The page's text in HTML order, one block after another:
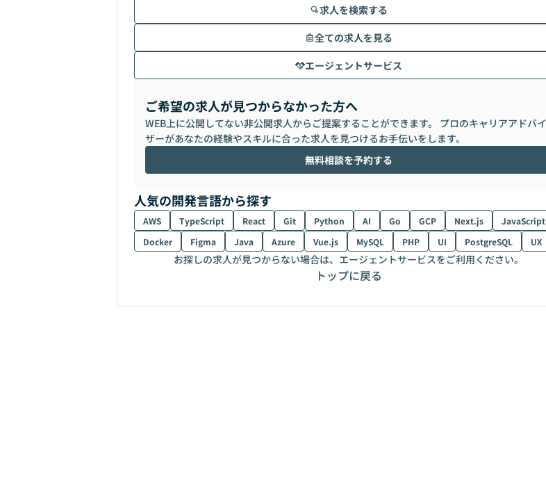
求人を検索する
全ての求人を見る
エージェントサービス
ご希望の求人が見つからなかった方へ
WEB上に公開してない非公開求人からご提案することができます。 プロのキャリアアドバイ
ザーがあなたの経験やスキルに合った求人を見つけるお手伝いをします。
無料相談を予約する
人気の開発言語から探す
AWS TypeScript React Git Python AI Go GCP Next.js
JavaScript
Docker
Figma Java Azure Vue.js MySQL PHP UI PostgreSQL UX
お探しの求人が見つからない場合は、エージェントサービスをご利用ください。
トップに戻る